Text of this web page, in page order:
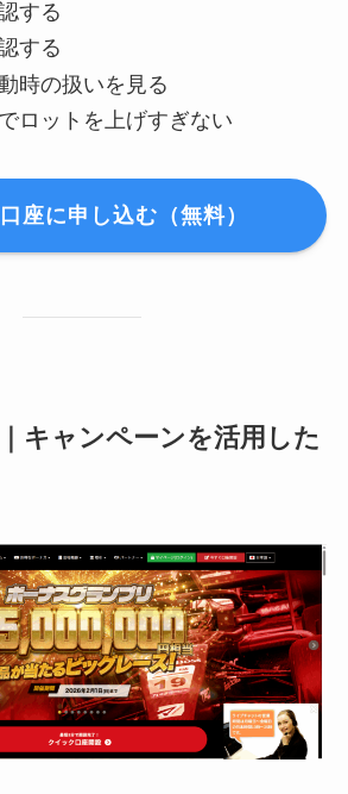
する
する
時の扱いを見る
ロットを上げすぎない
座に申し込む（無料）
キャンペーンを活用した